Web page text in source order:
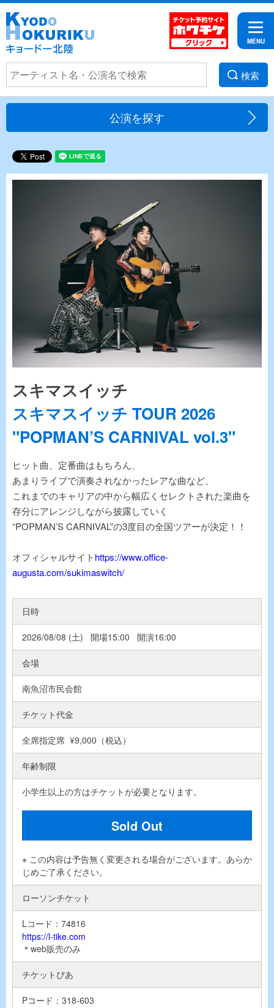
検索
公演を探す
スキマスイッチ
スキマスイッチ TOUR 2026
"POPMAN’S CARNIVAL vol.3"
ヒット曲、定番曲はもちろん、
あまりライブで演奏されなかったレアな曲など、
これまでのキャリアの中から幅広くセレクトされた楽曲を
存分にアレンジしながら披露していく
“POPMAN’S CARNIVAL”の3度目の全国ツアーが決定！！
オフィシャルサイトhttps://www.office-
augusta.com/sukimaswitch/
日時
2026/08/08 (土) 開場15:00 開演16:00
会場
南魚沼市民会館
チケット代金
全席指定席 ¥9,000（税込）
年齢制限
小学生以上の方はチケットが必要となります。
Sold Out
※ この内容は予告無く変更される場合がございます。あらか
じめご了承ください。
ローソンチケット
Lコード：74816
https://l-tike.com
＊web販売のみ
チケットぴあ
Pコード：318-603